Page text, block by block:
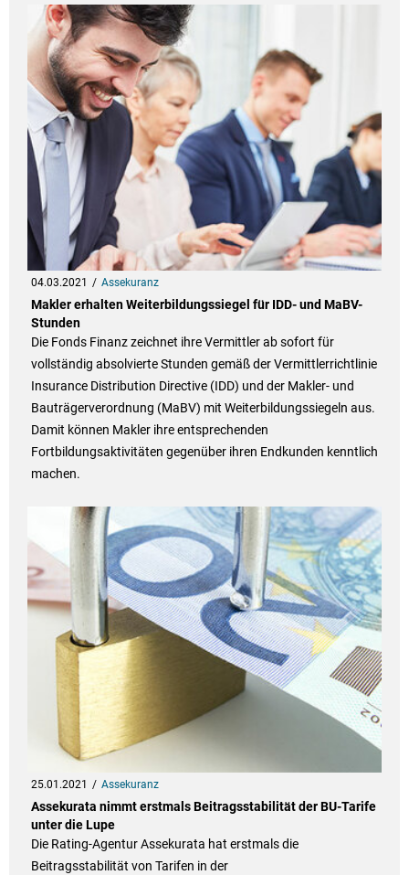
04.03.2021 Assekuranz
Makler erhalten Weiterbildungssiegel für IDD- und MaBV-
Stunden
Die Fonds Finanz zeichnet ihre Vermittler ab sofort für
vollständig absolvierte Stunden gemäß der Vermittlerrichtlinie
Insurance Distribution Directive (IDD) und der Makler- und
Bauträgerverordnung (MaBV) mit Weiterbildungssiegeln aus.
Damit können Makler ihre entsprechenden
Fortbildungsaktivitäten gegenüber ihren Endkunden kenntlich
machen.
25.01.2021 Assekuranz
Assekurata nimmt erstmals Beitragsstabilität der BU-Tarife
unter die Lupe
Die Rating-Agentur Assekurata hat erstmals die
Beitragsstabilität von Tarifen in der